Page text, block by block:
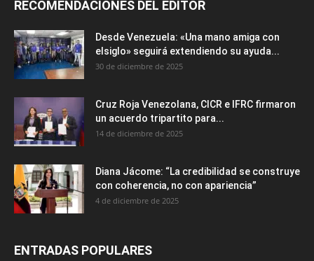
RECOMENDACIONES DEL EDITOR
Desde Venezuela: «Una mano amiga con
elsiglo» seguirá extendiendo su ayuda...
30 de diciembre de 2025
Cruz Roja Venezolana, CICR e IFRC firmaron
un acuerdo tripartito para...
14 de diciembre de 2025
Diana Jácome: “La credibilidad se construye
con coherencia, no con apariencia”
4 de diciembre de 2025
ENTRADAS POPULARES